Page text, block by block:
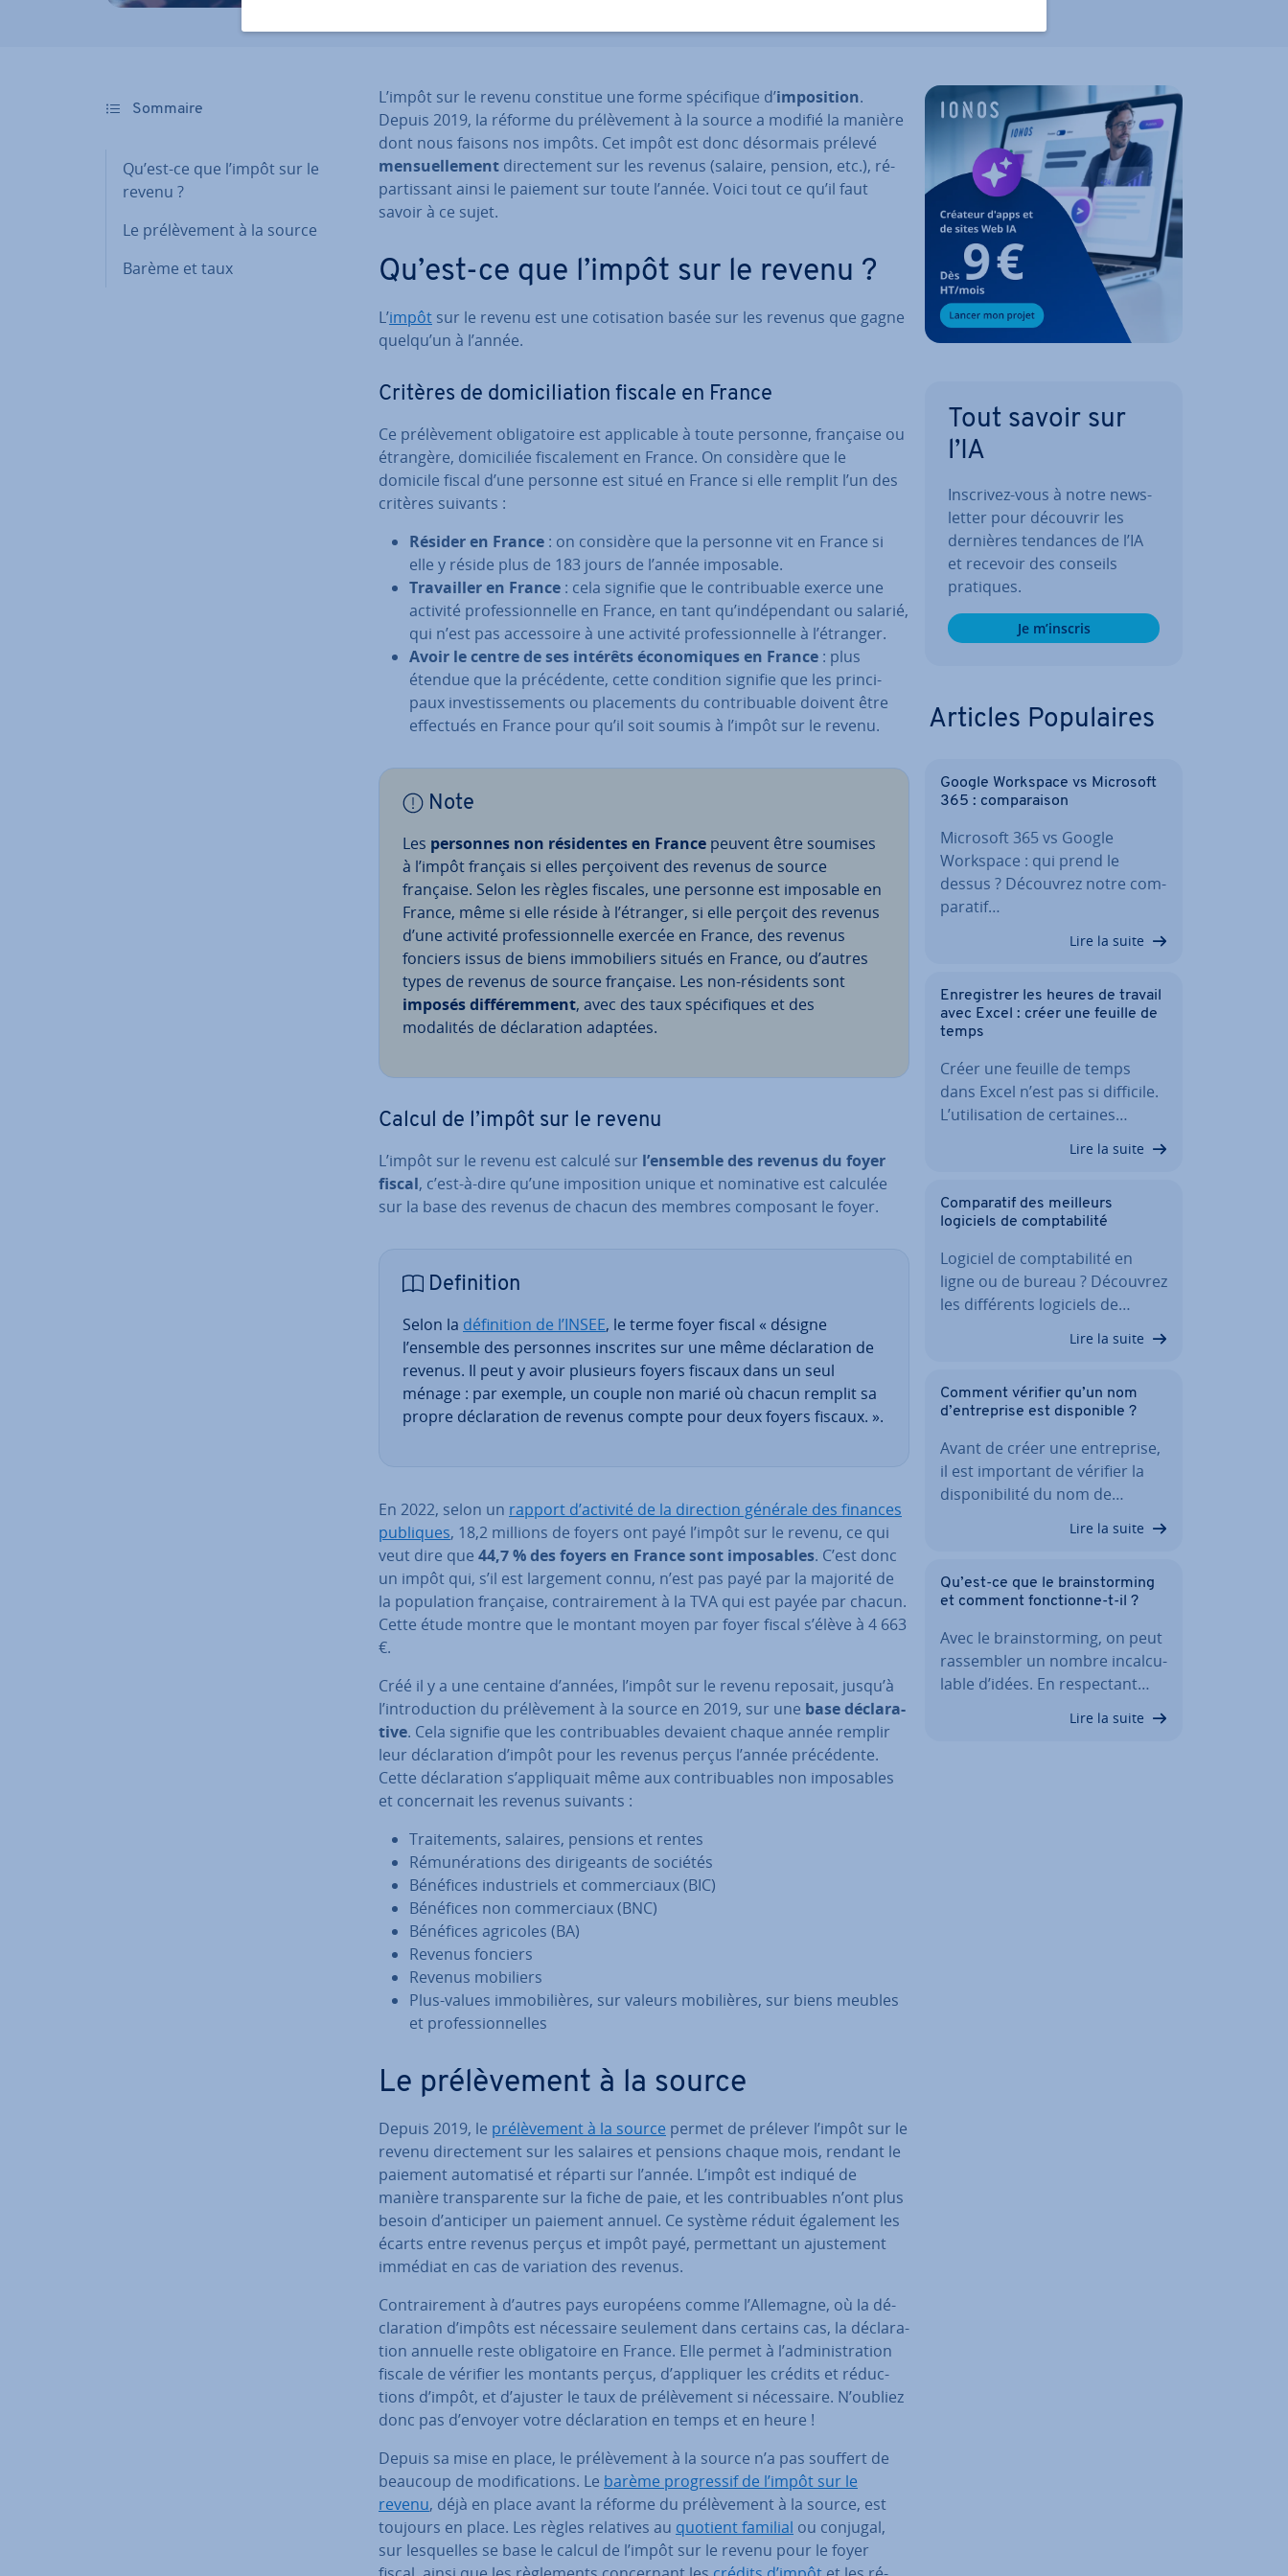
Sommaire
Qu’est-ce que l’impôt sur le
revenu ?
Le pré­lè­ve­ment à la source
Barème et taux
L’impôt sur le revenu constitue une forme spé­ci­fique d’im­po­si­tion.
Depuis 2019, la réforme du pré­lè­ve­ment à la source a modifié la manière
dont nous faisons nos impôts. Cet impôt est donc désormais prélevé
men­suel­le­ment di­rec­te­ment sur les revenus (salaire, pension, etc.), ré­
par­tis­sant ainsi le paiement sur toute l’année. Voici tout ce qu’il faut
savoir à ce sujet.
Qu’est-ce que l’impôt sur le revenu ?
L’impôt sur le revenu est une co­ti­sa­tion basée sur les revenus que gagne
quelqu’un à l’année.
Critères de do­mi­ci­lia­tion fiscale en France
Ce pré­lè­ve­ment obli­ga­toire est ap­pli­cable à toute personne, française ou
étrangère, do­mi­ci­liée fis­ca­le­ment en France. On considère que le
domicile fiscal d’une personne est situé en France si elle remplit l’un des
critères suivants :
Résider en France : on considère que la personne vit en France si
elle y réside plus de 183 jours de l’année imposable.
Tra­vail­ler en France : cela signifie que le con­tri­buable exerce une
activité pro­fes­sion­nelle en France, en tant qu’in­dé­pen­dant ou salarié,
qui n’est pas ac­ces­soire à une activité pro­fes­sion­nelle à l’étranger.
Avoir le centre de ses intérêts éco­no­miques en France : plus
étendue que la pré­cé­dente, cette condition signifie que les prin­ci­
paux in­ves­tis­se­ments ou pla­ce­ments du con­tri­buable doivent être
effectués en France pour qu’il soit soumis à l’impôt sur le revenu.
Note
Les personnes non ré­si­dentes en France peuvent être soumises
à l’impôt français si elles per­çoi­vent des revenus de source
française. Selon les règles fiscales, une personne est imposable en
France, même si elle réside à l’étranger, si elle perçoit des revenus
d’une activité pro­fes­sion­nelle exercée en France, des revenus
fonciers issus de biens im­mo­bi­liers situés en France, ou d’autres
types de revenus de source française. Les non-résidents sont
imposés dif­fé­rem­ment, avec des taux spé­ci­fiques et des
modalités de dé­cla­ra­tion adaptées.
Calcul de l’impôt sur le revenu
L’impôt sur le revenu est calculé sur l’ensemble des revenus du foyer
fiscal, c’est-à-dire qu’une im­po­si­tion unique et no­mi­na­tive est calculée
sur la base des revenus de chacun des membres composant le foyer.
De­fi­ni­tion
Selon la dé­fi­ni­tion de l’INSEE, le terme foyer fiscal « désigne
l’ensemble des personnes inscrites sur une même dé­cla­ra­tion de
revenus. Il peut y avoir plusieurs foyers fiscaux dans un seul
ménage : par exemple, un couple non marié où chacun remplit sa
propre dé­cla­ra­tion de revenus compte pour deux foyers fiscaux. ».
En 2022, selon un rapport d’activité de la direction générale des finances
publiques, 18,2 millions de foyers ont payé l’impôt sur le revenu, ce qui
veut dire que 44,7 % des foyers en France sont im­po­sables. C’est donc
un impôt qui, s’il est largement connu, n’est pas payé par la majorité de
la po­pu­la­tion française, con­trai­re­ment à la TVA qui est payée par chacun.
Cette étude montre que le montant moyen par foyer fiscal s’élève à 4 663
€.
Créé il y a une centaine d’années, l’impôt sur le revenu reposait, jusqu’à
l’in­tro­duc­tion du pré­lè­ve­ment à la source en 2019, sur une base dé­cla­ra­
tive. Cela signifie que les con­tri­buables devaient chaque année remplir
leur dé­cla­ra­tion d’impôt pour les revenus perçus l’année pré­cé­dente.
Cette dé­cla­ra­tion s’ap­pli­quait même aux con­tri­buables non im­po­sables
et con­cer­nait les revenus suivants :
Trai­te­ments, salaires, pensions et rentes
Ré­mu­né­ra­tions des di­ri­geants de sociétés
Bénéfices in­dus­triels et com­mer­ciaux (BIC)
Bénéfices non com­mer­ciaux (BNC)
Bénéfices agricoles (BA)
Revenus fonciers
Revenus mobiliers
Plus-values im­mo­bi­lières, sur valeurs mo­bi­lières, sur biens meubles
et pro­fes­sion­nelles
Le pré­lè­ve­ment à la source
Depuis 2019, le pré­lè­ve­ment à la source permet de prélever l’impôt sur le
revenu di­rec­te­ment sur les salaires et pensions chaque mois, rendant le
paiement au­to­ma­tisé et réparti sur l’année. L’impôt est indiqué de
manière trans­pa­rente sur la fiche de paie, et les con­tri­buables n’ont plus
besoin d’anticiper un paiement annuel. Ce système réduit également les
écarts entre revenus perçus et impôt payé, per­met­tant un ajus­te­ment
immédiat en cas de variation des revenus.
Con­trai­re­ment à d’autres pays européens comme l’Allemagne, où la dé­
cla­ra­tion d’impôts est né­ces­saire seulement dans certains cas, la dé­cla­ra­
tion annuelle reste obli­ga­toire en France. Elle permet à l’ad­mi­nis­tra­tion
fiscale de vérifier les montants perçus, d’appliquer les crédits et ré­duc­
tions d’impôt, et d’ajuster le taux de pré­lè­ve­ment si né­ces­saire. N’oubliez
donc pas d’envoyer votre dé­cla­ra­tion en temps et en heure !
Depuis sa mise en place, le pré­lè­ve­ment à la source n’a pas souffert de
beaucoup de mo­di­fi­ca­tions. Le barème pro­gres­sif de l’impôt sur le
revenu, déjà en place avant la réforme du pré­lè­ve­ment à la source, est
toujours en place. Les règles relatives au quotient familial ou conjugal,
sur les­quelles se base le calcul de l’impôt sur le revenu pour le foyer
Tout savoir sur
l’IA
Inscrivez-vous à notre news­
let­ter pour découvrir les
dernières tendances de l’IA
et recevoir des conseils
pratiques.
Je m’inscris
Articles Po­pu­laires
Google Workspace vs Microsoft
365 : com­pa­rai­son
Microsoft 365 vs Google
Workspace : qui prend le
dessus ? Découvrez notre com­
pa­ra­tif…
Lire la suite
En­re­gis­trer les heures de travail
avec Excel : créer une feuille de
temps
Créer une feuille de temps
dans Excel n’est pas si difficile.
L’uti­li­sa­tion de certaines…
Lire la suite
Com­pa­ra­tif des meilleurs
logiciels de comp­ta­bi­lité
Logiciel de comp­ta­bi­lité en
ligne ou de bureau ? Découvrez
les dif­fé­rents logiciels de…
Lire la suite
Comment vérifier qu’un nom
d’en­tre­prise est dis­po­nible ?
Avant de créer une en­tre­prise,
il est important de vérifier la
dis­po­ni­bi­lité du nom de…
Lire la suite
Qu’est-ce que le brains­tor­ming
et comment fonc­tionne-t-il ?
Avec le brains­tor­ming, on peut
ras­sem­bler un nombre in­cal­cu­
lable d’idées. En res­pec­tant…
Lire la suite